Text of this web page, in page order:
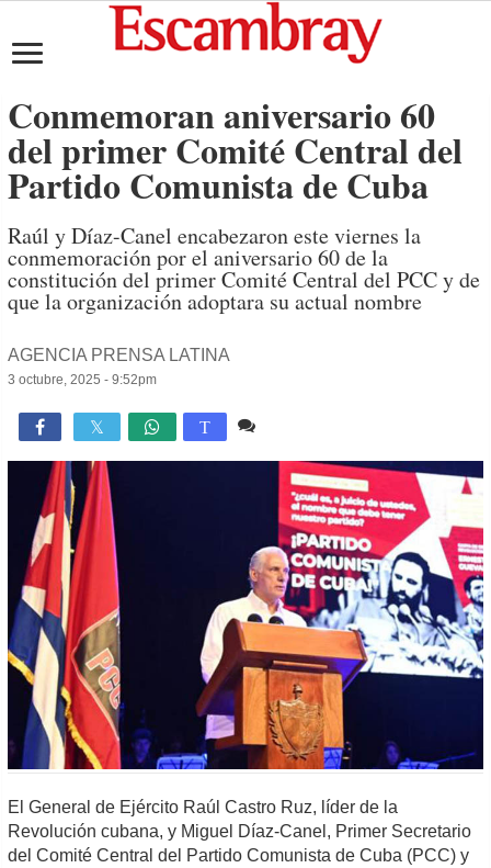
Conmemoran aniversario 60
del primer Comité Central del
Partido Comunista de Cuba
Raúl y Díaz-Canel encabezaron este viernes la
conmemoración por el aniversario 60 de la
constitución del primer Comité Central del PCC y de
que la organización adoptara su actual nombre
AGENCIA PRENSA LATINA
3 octubre, 2025 - 9:52pm
 T
El General de Ejército Raúl Castro Ruz, líder de la
Revolución cubana, y Miguel Díaz-Canel, Primer Secretario
del Comité Central del Partido Comunista de Cuba (PCC) y